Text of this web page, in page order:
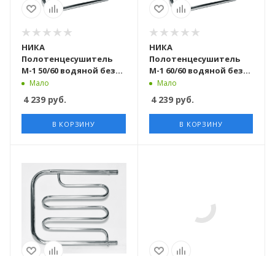
НИКА
Полотенцесушитель
М-1 50/60 водяной без
полки
Мало
4 239 руб.
В КОРЗИНУ
НИКА
Полотенцесушитель
М-1 60/60 водяной без
полки
Мало
4 239руб.
В КОРЗИНУ